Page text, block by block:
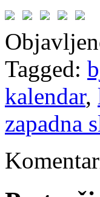
Tagged:
kalendar,
zapadna